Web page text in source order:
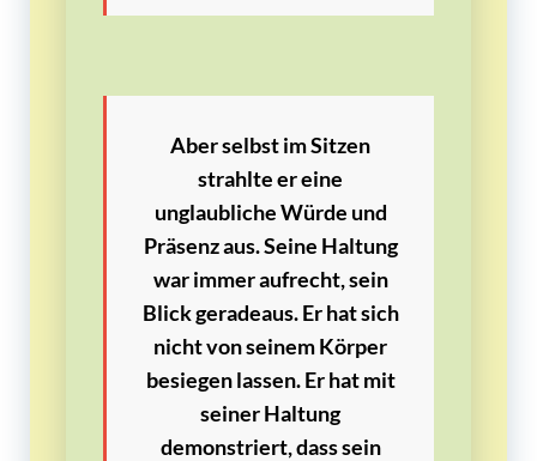
Aber selbst im Sitzen
strahlte er eine
unglaubliche Würde und
Präsenz aus. Seine Haltung
war immer aufrecht, sein
Blick geradeaus. Er hat sich
nicht von seinem Körper
besiegen lassen. Er hat mit
seiner Haltung
demonstriert, dass sein